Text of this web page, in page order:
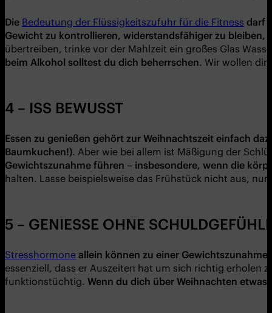
Die Bedeutung der Flüssigkeitszufuhr für die Fitness darf
Gewicht zu kontrollieren, widerstandsfähiger zu bleiben,
übertreiben, trinke vor der Mahlzeit ein großes Glas
beim Alkohol solltest du dich beherrschen. Wir wollen dir
4 – ISS BEWUSST
Essen zu genießen gehört zur Weihnachtszeit einfach
Baumkuchen!). Aber wie bei allem ist Mäßigung der
Gewichtszunahme führen – insbesondere, wenn die kö
halten. Lasse beispielsweise das Frühstück nicht aus,
5 – GENIESSE OHNE SCHULDGEFÜHLE
Stresshormone allein können zu einer Gewichtszunahme
essenziell, dass er Auszeiten hat um sich richtig erholen
funktionstüchtig. Wenn du dich über Weihnachten